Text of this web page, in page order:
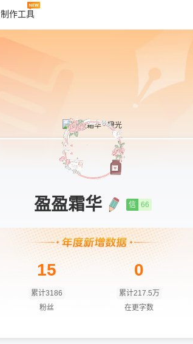
制作工具
盈盈霜华 信 66
15
累计3186
粉丝
0
累计217.5万
在更字数